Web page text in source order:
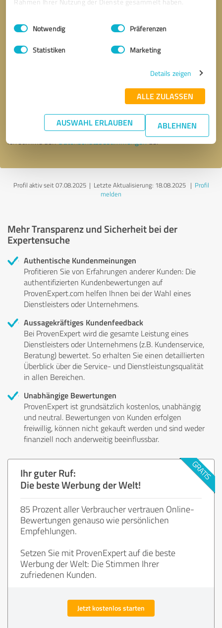
Impressum Datenschutzbestimmungen
Einwilligungsauswahl
Notwendig Präferenzen
Statistiken Marketing
Details zeigen
ALLE ZULASSEN
AUSWAHL ERLAUBEN ABLEHNEN
* Erforderliche Angaben
Nachricht senden
Ich stimme denDatenschutzbestimmungenzu.
Profil aktiv seit 07.08.2025 | Letzte Aktualisierung: 18.08.2025| Profil
melden
Mehr Transparenz und Sicherheit bei der
Expertensuche
Authentische Kundenmeinungen
Profitieren Sie von Erfahrungen anderer Kunden: Die
authentifizierten Kundenbewertungen auf
ProvenExpert.com helfen Ihnen bei der Wahl eines
Dienstleisters oder Unternehmens.
Aussagekräftiges Kundenfeedback
Bei ProvenExpert wird die gesamte Leistung eines
Dienstleisters oder Unternehmens (z.B. Kundenservice,
Beratung) bewertet. So erhalten Sie einen detaillierten
Überblick über die Service- und Dienstleistungsqualität
in allen Bereichen.
Unabhängige Bewertungen
ProvenExpert ist grundsätzlich kostenlos, unabhängig
und neutral. Bewertungen von Kunden erfolgen
freiwillig, können nicht gekauft werden und sind weder
finanziell noch anderweitig beeinflussbar.
Ihr guter Ruf:
Die beste Werbung der Welt!
85 Prozent aller Verbraucher vertrauen Online-
Bewertungen genauso wie persönlichen
Empfehlungen.
Setzen Sie mit ProvenExpert auf die beste
Werbung der Welt: Die Stimmen Ihrer
zufriedenen Kunden.
Jetzt kostenlos starten